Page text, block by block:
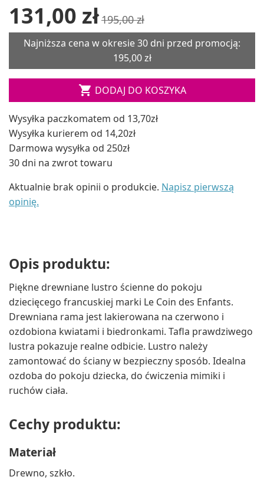
131,00 zł195,00 zł
Najniższa cena w okresie 30 dni przed promocją:
195,00 zł
 DODAJ DO KOSZYKA
Wysyłka paczkomatem od 13,70zł
Wysyłka kurierem od 14,20zł
Darmowa wysyłka od 250zł
30 dni na zwrot towaru
Aktualnie brak opinii o produkcie. Napisz pierwszą
opinię.
Opis produktu:
Piękne drewniane lustro ścienne do pokoju
dziecięcego francuskiej marki Le Coin des Enfants.
Drewniana rama jest lakierowana na czerwono i
ozdobiona kwiatami i biedronkami. Tafla prawdziwego
lustra pokazuje realne odbicie. Lustro należy
zamontować do ściany w bezpieczny sposób. Idealna
ozdoba do pokoju dziecka, do ćwiczenia mimiki i
ruchów ciała.
Cechy produktu:
Materiał
Drewno, szkło.